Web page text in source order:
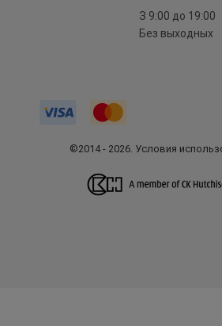
З 9:00 до 19:00
Без выходных
©2014 - 2026. Условия